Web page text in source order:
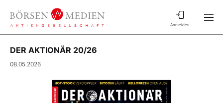
Anmelden
DER AKTIONÄR 20/26
08.05.2026